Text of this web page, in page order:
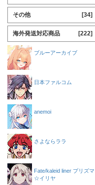
その他 [34]
海外発送対応商品 [222]
ブルーアーカイブ
日本ファルコム
anemoi
さよならララ
Fate/kaleid liner プリズマ
☆イリヤ